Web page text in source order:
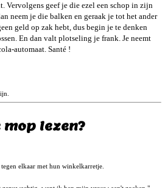
Vervolgens geef je die ezel een schop in zijn
neem je die balken en geraak je tot het ander
geld op zak hebt, dus begin je te denken
En dan valt plotseling je frank. Je neemt
automaat. Santé !
mop lezen?
elkaar met hun winkelkarretje.